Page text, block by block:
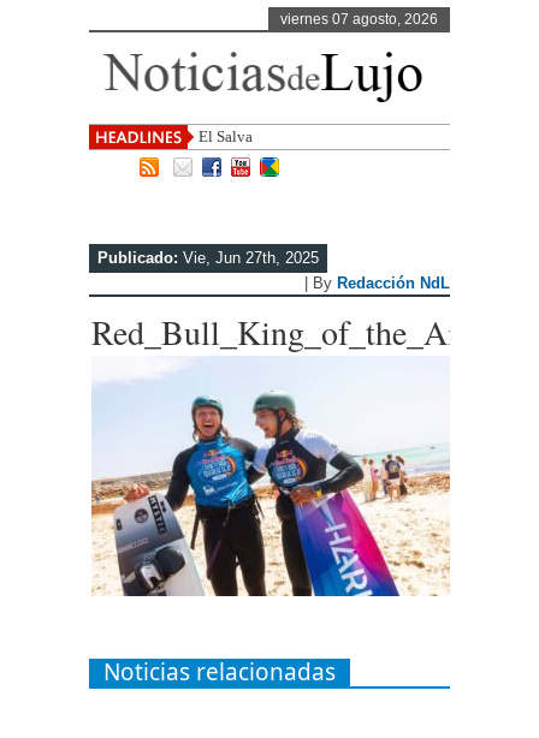
viernes 07 agosto, 2026
El Salvador, uno de los
Publicado: Vie, Jun 27th, 2025
| By Redacción NdL
Noticias relacionadas